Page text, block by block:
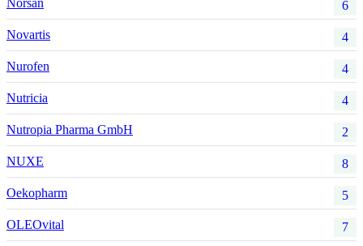
Norsan 6
Novartis 4
Nurofen 4
Nutricia 4
Nutropia Pharma GmbH 2
NUXE 8
Oekopharm 5
OLEOvital 7